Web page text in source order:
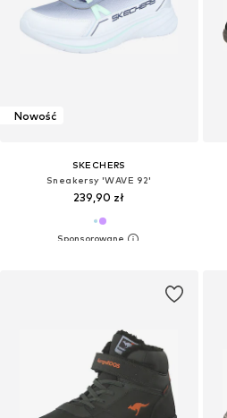
Nowość
SKECHERS
Sneakersy 'WAVE 92'
239,90 zł